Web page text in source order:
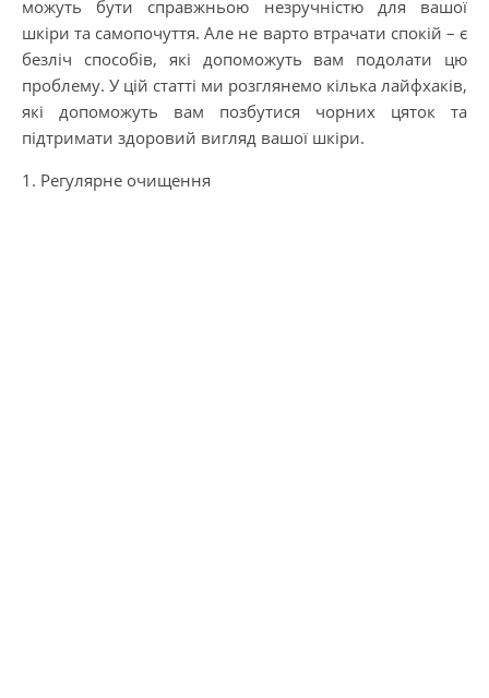
можуть бути справжньою незручністю для вашої
шкіри та самопочуття. Але не варто втрачати спокій – є
безліч способів, які допоможуть вам подолати цю
проблему. У цій статті ми розглянемо кілька лайфхаків,
які допоможуть вам позбутися чорних цяток та
підтримати здоровий вигляд вашої шкіри.
1. Регулярне очищення